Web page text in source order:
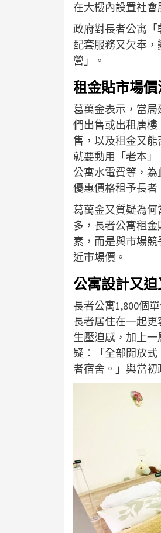
在大樓內設置社會
政府對長者公寓
配套服務又欠奉
營」。
租金貼市場
葛萬金表示，當
們出售或出租唐
售，以及租金又
就要動用「老本
公寓水電費等，
優惠價格租予長者
葛萬金又質疑為
多，長者公寓租
素，而是與市場
近市場價。
公寓設計又
長者公寓1,800個
長者居住在一起
生壓迫感，加上
疑：「全部開放式
者宿舍。」與當初